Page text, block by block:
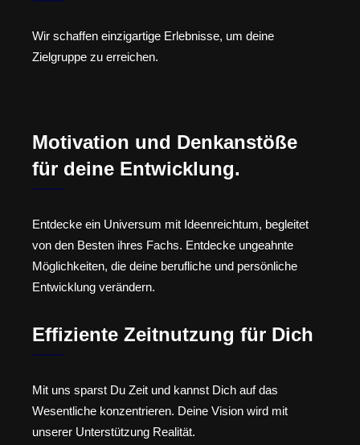
Wir schaffen einzigartige Erlebnisse, um deine
Zielgruppe zu erreichen.
Motivation und Denkanstöße
für deine Entwicklung.
Entdecke ein Universum mit Ideenreichtum, begleitet
von den Besten ihres Fachs. Entdecke ungeahnte
Möglichkeiten, die deine berufliche und persönliche
Entwicklung verändern.
Effiziente Zeitnutzung für Dich
Mit uns sparst Du Zeit und kannst Dich auf das
Wesentliche konzentrieren. Deine Vision wird mit
unserer Unterstützung Realität.